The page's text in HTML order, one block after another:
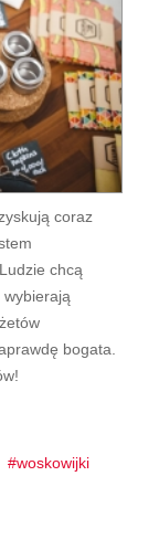
coraz
chcą
wybierają
bogata.
woskowijki